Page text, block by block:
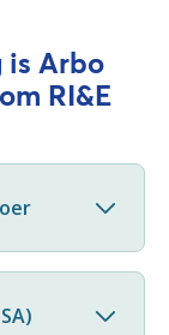
is Arbo
RI&E